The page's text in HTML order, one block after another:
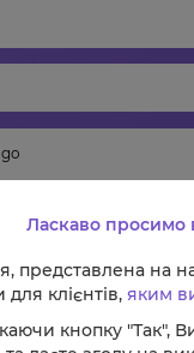
Mango
Ласкаво просимо
представлена на
для клієнтів, яким
кнопку "Так",